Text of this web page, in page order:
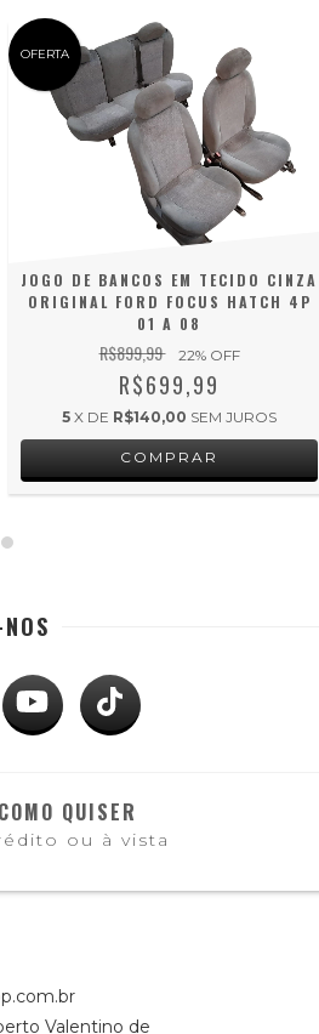
OFERTA
JOGO DE BANCOS EM TECIDO CINZA
ORIGINAL FORD FOCUS HATCH 4P
01 A 08
R$899,99 22% OFF
R$699,99
5 X DE R$140,00 SEM JUROS
QUISER
ou à vista
Valentino de